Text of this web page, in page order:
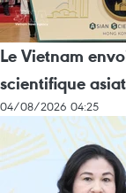
Le Vietnam
scientifique
04/08/2026 04:25